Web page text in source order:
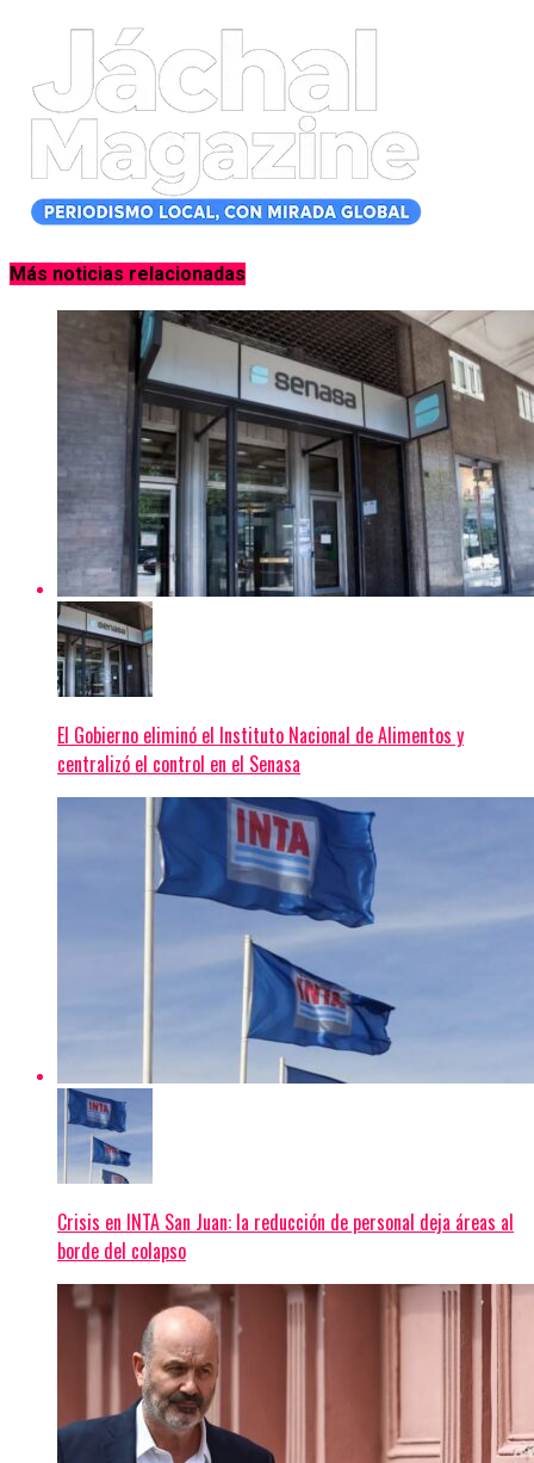
Más noticias relacionadas
El Gobierno eliminó el Instituto Nacional de Alimentos y
centralizó el control en el Senasa
Crisis en INTA San Juan: la reducción de personal deja áreas al
borde del colapso